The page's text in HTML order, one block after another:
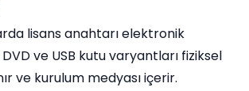
lisans anahtarı elektronik
ve USB kutu varyantları fiziksel
ve kurulum medyası içerir.